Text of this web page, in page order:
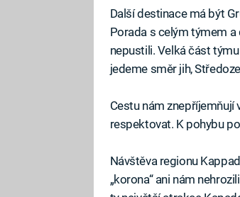
Další destinace má být
Porada s celým týmem a
nepustili. Velká část
jedeme směr jih,
Cestu nám znepříjemňují
respektovat. K pohybu
Návštěva regionu
„korona“ ani nám